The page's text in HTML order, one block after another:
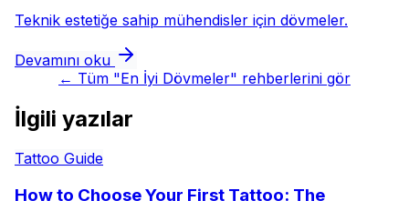
Teknik estetiğe sahip mühendisler için dövmeler.
Devamını oku
← Tüm "En İyi Dövmeler" rehberlerini gör
İlgili yazılar
Tattoo Guide
How to Choose Your First Tattoo: The